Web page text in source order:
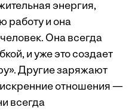
энергия,
работу и она
Она всегда
и уже это создает
Другие заряжают
отношения —
всегда